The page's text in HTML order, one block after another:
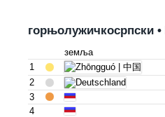
горњо­лужичкосрпски •
земља
1
2
3
4